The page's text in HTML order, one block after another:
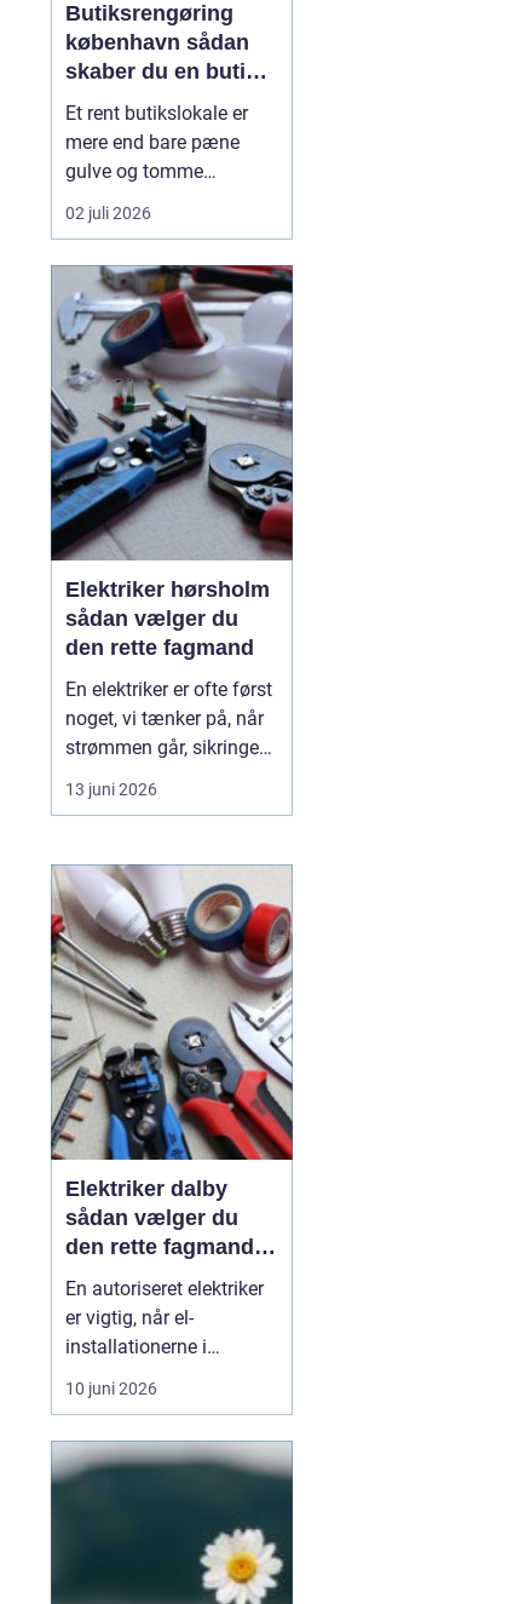
Butiksrengøring
københavn sådan
skaber du en butik,
kunderne har lyst til
at komme tilbage til
Et rent butikslokale er
mere end bare pæne
gulve og tomme
skraldespande.
Rengøringen påvirker
førstehåndsindtryk, hvor
længe de bliver i
butikken, og om de
vælger at komme igen.
Særligt i en
konkurrencepræget by
som København kan
målrettet ...
02 juli 2026
Elektriker hørsholm
sådan vælger du
den rette fagmand
En elektriker er ofte først
noget, vi tænker på, når
strømmen går, sikringen
springer, eller vi står med
en akut fejl på en
som Hørsholm, hvor
mange boliger er ældre,
og flere bygger om eller
udvider, spiller en dygtig
elekt...
13 juni 2026
Elektriker dalby
sådan vælger du
den rette fagmand
til dine el-opgaver
En autoriseret elektriker
er vigtig, når el-
installationerne i
hjemmet eller
virksomheden skal være
Fejl på el-installationer
ulykker. Mange søger
10 juni 2026